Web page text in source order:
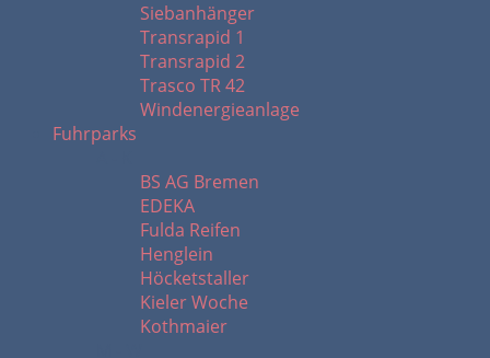
Siebanhänger
Transrapid 1
Transrapid 2
Trasco TR 42
Windenergieanlage
Fuhrparks
BS AG Bremen
EDEKA
Fulda Reifen
Henglein
Höcketstaller
Kieler Woche
Kothmaier